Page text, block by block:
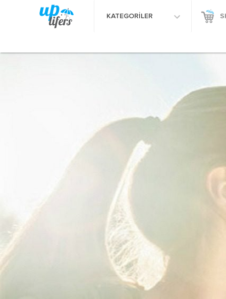
KATEGORİLER